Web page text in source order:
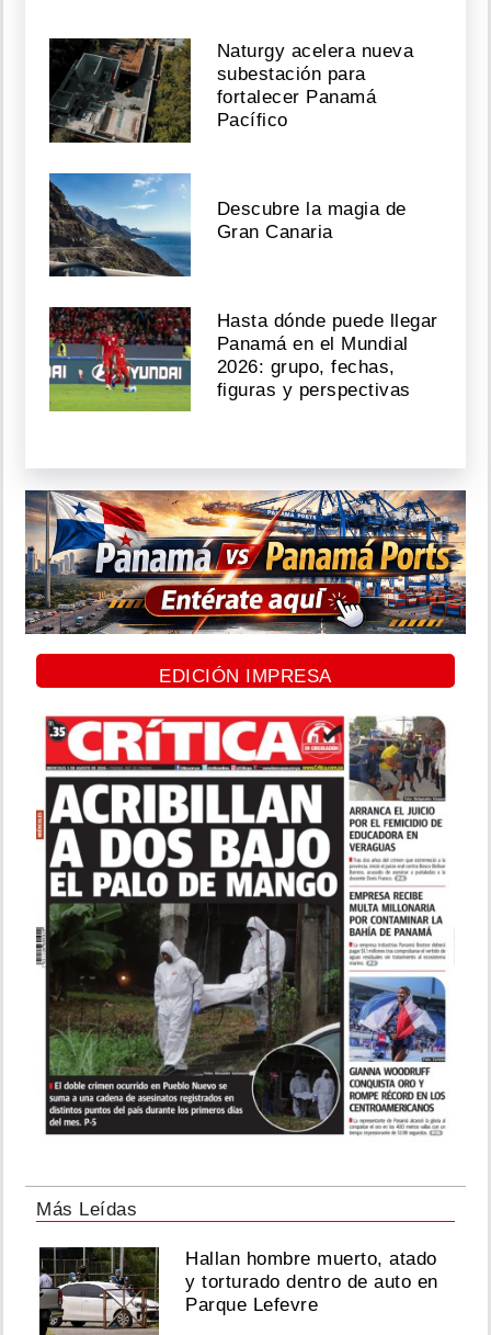
Naturgy acelera nueva
subestación para
fortalecer Panamá
Pacífico
Descubre la magia de
Gran Canaria
Hasta dónde puede llegar
Panamá en el Mundial
2026: grupo, fechas,
figuras y perspectivas
EDICIÓN IMPRESA
Más Leídas
Hallan hombre muerto, atado
y torturado dentro de auto en
Parque Lefevre